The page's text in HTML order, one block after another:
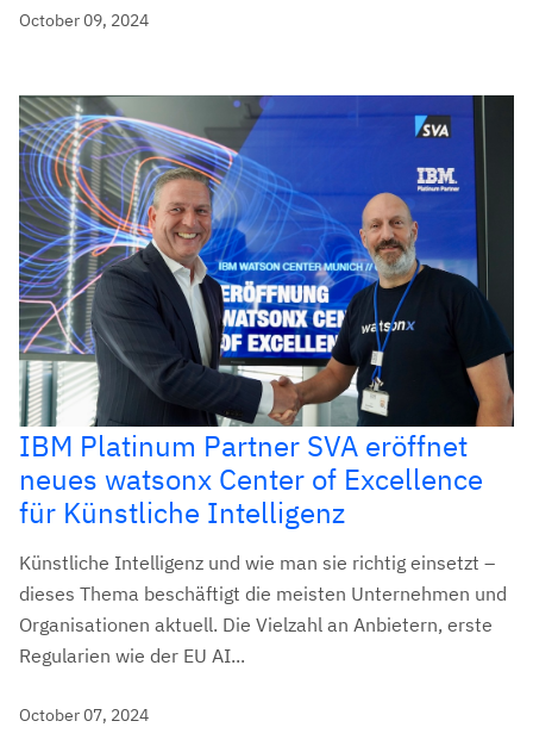
October 09, 2024
IBM Platinum Partner SVA eröffnet
neues watsonx Center of Excellence
für Künstliche Intelligenz
Künstliche Intelligenz und wie man sie richtig einsetzt –
dieses Thema beschäftigt die meisten Unternehmen und
Organisationen aktuell. Die Vielzahl an Anbietern, erste
Regularien wie der EU AI...
October 07, 2024